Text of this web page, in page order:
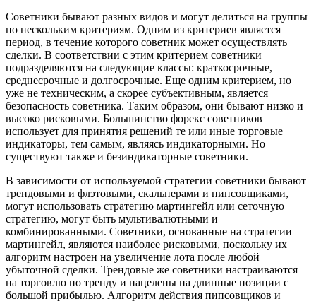
Советники бывают разных видов и могут делиться на группы
по нескольким критериям. Одним из критериев является
период, в течение которого советник может осуществлять
сделки. В соответствии с этим критерием советники
подразделяются на следующие классы: краткосрочные,
среднесрочные и долгосрочные. Еще одним критерием, но
уже не техническим, а скорее субъективным, является
безопасность советника. Таким образом, они бывают низко и
высоко рисковыми. Большинство форекс советников
использует для принятия решений те или иные торговые
индикаторы, тем самым, являясь индикаторными. Но
существуют также и безиндикаторные советники.
В зависимости от используемой стратегии советники бывают
трендовыми и флэтовыми, скальперами и пипсовщиками,
могут использовать стратегию мартингейл или сеточную
стратегию, могут быть мультивалютными и
комбинированными. Советники, основанные на стратегии
мартингейл, являются наиболее рисковыми, поскольку их
алгоритм настроен на увеличение лота после любой
убыточной сделки. Трендовые же советники настраиваются
на торговлю по тренду и нацелены на длинные позиции с
большой прибылью. Алгоритм действия пипсовщиков и